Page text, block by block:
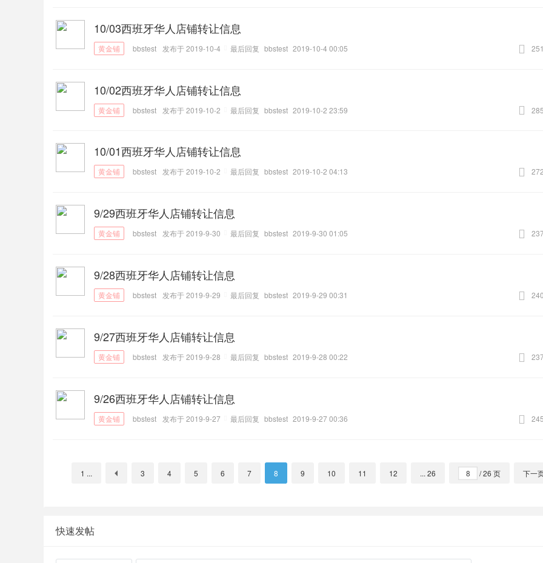
10/03西班牙华人店铺转让信息
bbstest 发布于 2019-10-4 最后回复 bbstest 2019-10-4 00:05
10/02西班牙华人店铺转让信息
bbstest 发布于 2019-10-2 最后回复 bbstest 2019-10-2 23:59
10/01西班牙华人店铺转让信息
bbstest 发布于 2019-10-2 最后回复 bbstest 2019-10-2 04:13
9/29西班牙华人店铺转让信息
bbstest 发布于 2019-9-30 最后回复 bbstest 2019-9-30 01:05
9/28西班牙华人店铺转让信息
bbstest 发布于 2019-9-29 最后回复 bbstest 2019-9-29 00:31
9/27西班牙华人店铺转让信息
bbstest 发布于 2019-9-28 最后回复 bbstest 2019-9-28 00:22
9/26西班牙华人店铺转让信息
bbstest 发布于 2019-9-27 最后回复 bbstest 2019-9-27 00:36
1 ... 3 4 5 6 7 8 9 10 11 12 ... 26 / 26 页 下一
快速发帖